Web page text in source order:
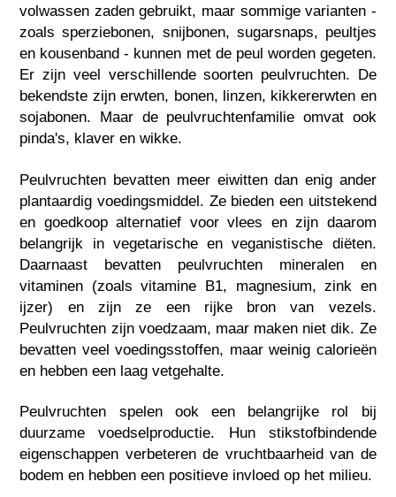
volwassen zaden gebruikt, maar sommige varianten -
zoals sperziebonen, snijbonen, sugarsnaps, peultjes
en kousenband - kunnen met de peul worden gegeten.
Er zijn veel verschillende soorten peulvruchten. De
bekendste zijn erwten, bonen, linzen, kikkererwten en
sojabonen. Maar de peulvruchtenfamilie omvat ook
pinda's, klaver en wikke.
Peulvruchten bevatten meer eiwitten dan enig ander
plantaardig voedingsmiddel. Ze bieden een uitstekend
en goedkoop alternatief voor vlees en zijn daarom
belangrijk in vegetarische en veganistische diëten.
Daarnaast bevatten peulvruchten mineralen en
vitaminen (zoals vitamine B1, magnesium, zink en
ijzer) en zijn ze een rijke bron van vezels.
Peulvruchten zijn voedzaam, maar maken niet dik. Ze
bevatten veel voedingsstoffen, maar weinig calorieën
en hebben een laag vetgehalte.
Peulvruchten spelen ook een belangrijke rol bij
duurzame voedselproductie. Hun stikstofbindende
eigenschappen verbeteren de vruchtbaarheid van de
bodem en hebben een positieve invloed op het milieu.